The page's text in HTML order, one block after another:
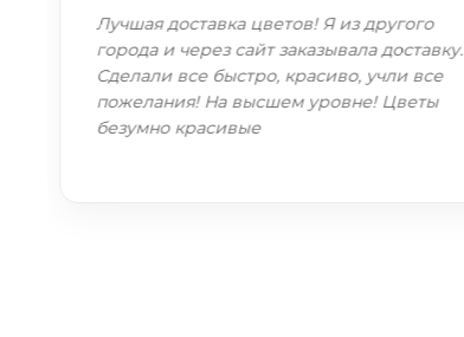
Лучшая доставка цветов! Я из другого
города и через сайт заказывала доставку.
Сделали все быстро, красиво, учли все
пожелания! На высшем уровне! Цветы
безумно красивые